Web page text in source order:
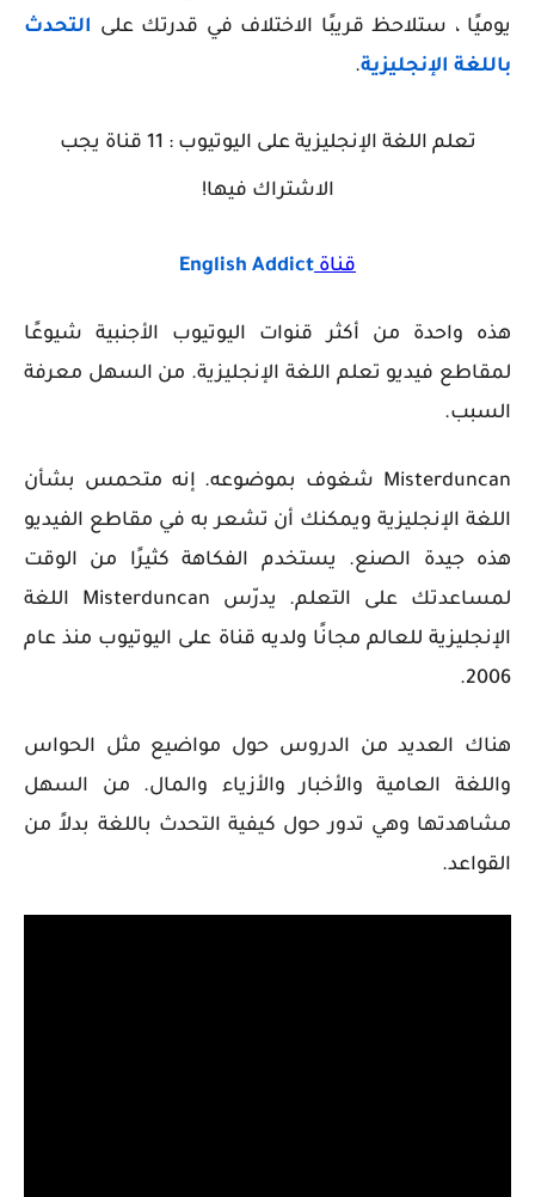
يوميًا ، ستلاحظ قريبًا الاختلاف في قدرتك على التحدث
باللغة الإنجليزية.
تعلم اللغة الإنجليزية على اليوتيوب : 11 قناة يجب
الاشتراك فيها!
قناةEnglish Addict
هذه واحدة من أكثر قنوات اليوتيوب الأجنبية شيوعًا
لمقاطع فيديو تعلم اللغة الإنجليزية. من السهل معرفة
السبب.
Misterduncan شغوف بموضوعه. إنه متحمس بشأن
اللغة الإنجليزية ويمكنك أن تشعر به في مقاطع الفيديو
هذه جيدة الصنع. يستخدم الفكاهة كثيرًا من الوقت
لمساعدتك على التعلم. يدرّس Misterduncan اللغة
الإنجليزية للعالم مجانًا ولديه قناة على اليوتيوب منذ عام
2006.
هناك العديد من الدروس حول مواضيع مثل الحواس
واللغة العامية والأخبار والأزياء والمال. من السهل
مشاهدتها وهي تدور حول كيفية التحدث باللغة بدلاً من
القواعد.